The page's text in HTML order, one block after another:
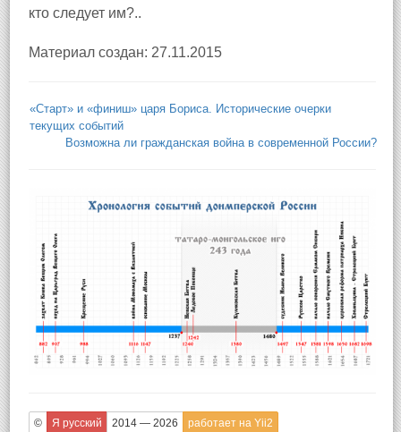
кто следует им?..
Материал создан: 27.11.2015
«Старт» и «финиш» царя Бориса. Исторические очерки
текущих событий
Возможна ли гражданская война в современной России?
© Я русский 2014 — 2026 работает на Yii2